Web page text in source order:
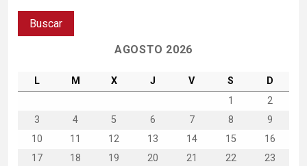
AGOSTO 2026
L M X J V S
D
1
2
3
4 5 6 7 8
9
10
11 12 13 14 15
16
17
18 19 20 21 22
23